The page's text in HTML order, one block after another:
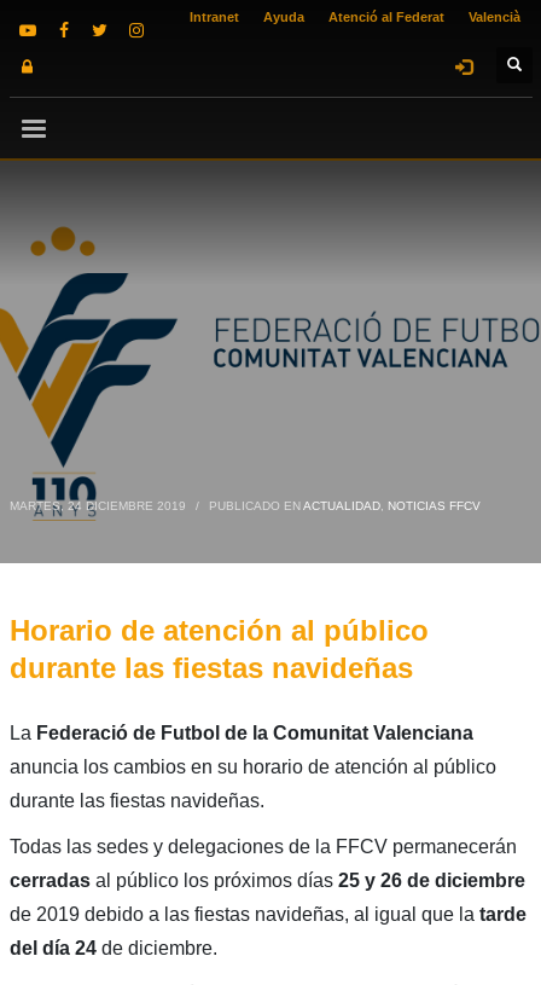
Intranet Ayuda Atenció al Federat Valencià
MARTES, 24 DICIEMBRE 2019 / PUBLICADO ENACTUALIDAD, NOTICIAS FFCV
Horario de atención al público
durante las fiestas navideñas
La Federació de Futbol de la Comunitat Valenciana
anuncia los cambios en su horario de atención al público
durante las fiestas navideñas.
Todas las sedes y delegaciones de la FFCV permanecerán
cerradas al público los próximos días 25 y 26 de diciembre
de 2019 debido a las fiestas navideñas, al igual que la tarde
del día 24de diciembre.